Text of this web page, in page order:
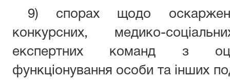
9) спорах щодо
конкурсних, медико-
експертних команд з
функціонування особи та інших